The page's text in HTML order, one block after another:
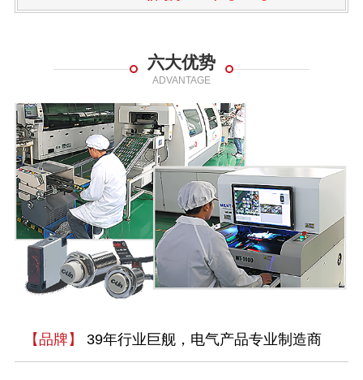
六大优势
ADVANTAGE
【品牌】 39年行业巨舰，电气产品专业制造商